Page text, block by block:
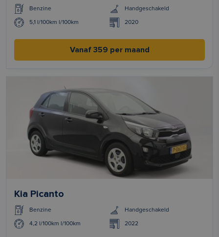
Benzine Handgeschakeld
5,1 l/100km l/100km 2020
Vanaf 359 per maand
Kia Picanto
Benzine Handgeschakeld
4,2 l/100km l/100km 2022